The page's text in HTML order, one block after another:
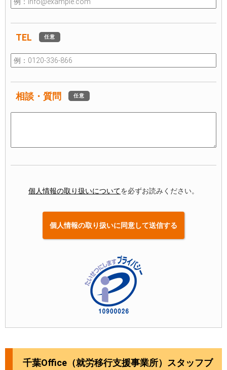
TEL 任意
相談・質問 任意
個人情報の取り扱いについてを必ずお読みください。
千葉Office（就労移行支援事業所）スタッフブ